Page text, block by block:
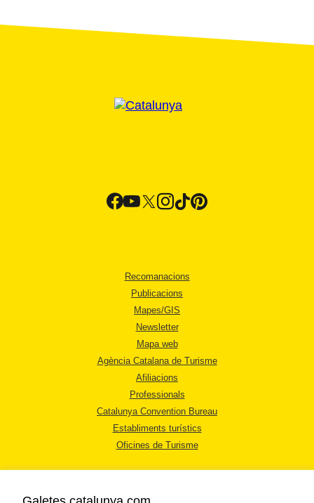
Recomanacions
Publicacions
Mapes/GIS
Newsletter
Mapa web
Agència Catalana de Turisme
Afiliacions
Professionals
Catalunya Convention Bureau
Establiments turístics
Oficines de Turisme